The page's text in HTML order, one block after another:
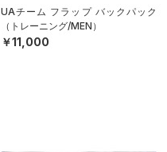
UAチーム フラップ バックパック
（トレーニング/MEN）
￥11,000